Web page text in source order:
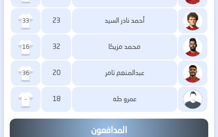
أحمد نادر السيد 23
33
محمد مزيكا 32
16
عبدالمنعم تامر 20
36
عمرو طه 18
-
المدافعون